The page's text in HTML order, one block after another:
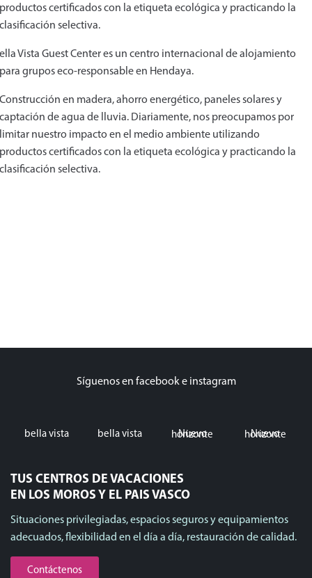
productos certificados con la etiqueta ecológica y practicando la
clasificación selectiva.
ella Vista Guest Center es un centro internacional de alojamiento
para grupos eco-responsable en Hendaya.
Construcción en madera, ahorro energético, paneles solares y
captación de agua de lluvia. Diariamente, nos preocupamos por
limitar nuestro impacto en el medio ambiente utilizando
productos certificados con la etiqueta ecológica y practicando la
clasificación selectiva.
Síguenos en facebook e instagram
bella vista bella vista Nuevo horizonte Nuevo horizonte
TUS CENTROS DE VACACIONES
EN LOS MOROS Y EL PAIS VASCO
Situaciones privilegiadas, espacios seguros y equipamientos
adecuados, flexibilidad en el día a día, restauración de calidad.
Contáctenos